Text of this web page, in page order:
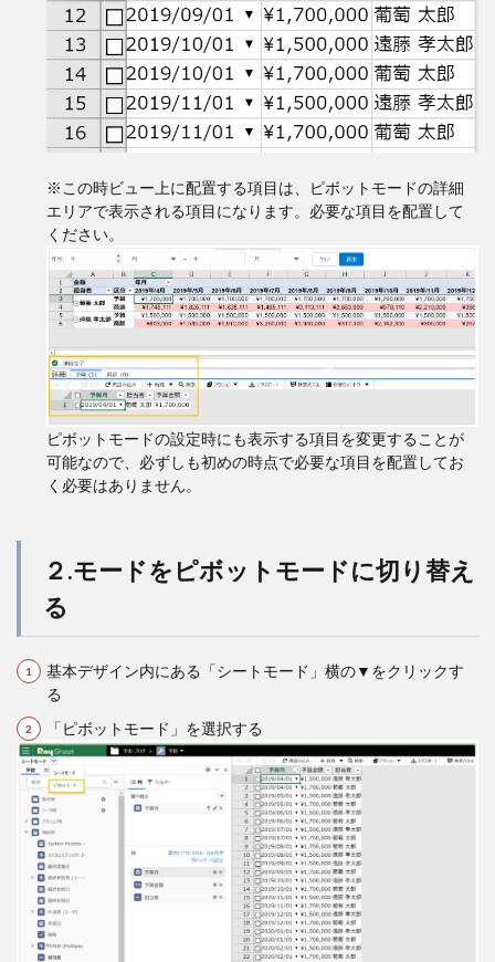
※この時ビュー上に配置する項目は、ピボットモードの詳細
エリアで表示される項目になります。必要な項目を配置して
ください。
ピボットモードの設定時にも表示する項目を変更することが
可能なので、必ずしも初めの時点で必要な項目を配置してお
く必要はありません。
２.モードをピボットモードに切り替え
る
基本デザイン内にある「シートモード」横の▼をクリックす
る
「ピボットモード」を選択する